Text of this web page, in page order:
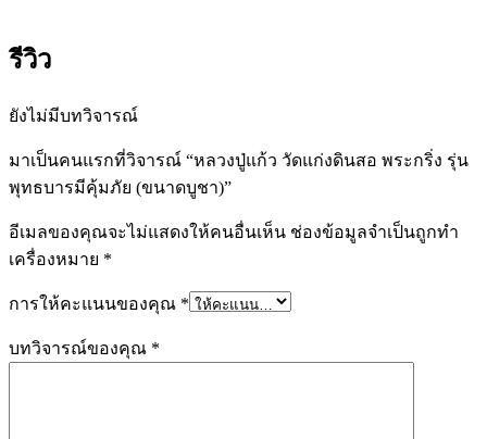
รีวิว
ยังไม่มีบทวิจารณ์
มาเป็นคนแรกที่วิจารณ์ “หลวงปู่แก้ว วัดแก่งดินสอ พระกริ่ง รุ่น
พุทธบารมีคุ้มภัย (ขนาดบูชา)”
อีเมลของคุณจะไม่แสดงให้คนอื่นเห็น ช่องข้อมูลจำเป็นถูกทำ
เครื่องหมาย *
การให้คะแนนของคุณ *
บทวิจารณ์ของคุณ *